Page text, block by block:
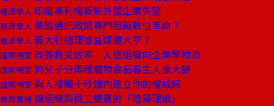
經濟學人 印度專利權新制外國企業失望
經濟學人 美國通訊政策專門阻礙數位革命？
經濟學人 義大利總理搶當媒體大亨？
國際視窗 改善救災效率 人道組織向企業學物流
國際視窗 狗兒子分兩種寵物食品看主人搶大餅
國際視窗 與人接觸十秒鐘內建立你的權威感
商周書摘 讓組織與員工雙贏的「陰陽理論」